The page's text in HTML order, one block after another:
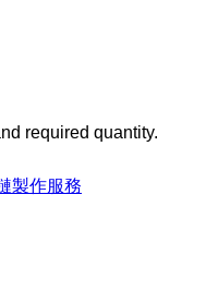
required quantity.
製作服務